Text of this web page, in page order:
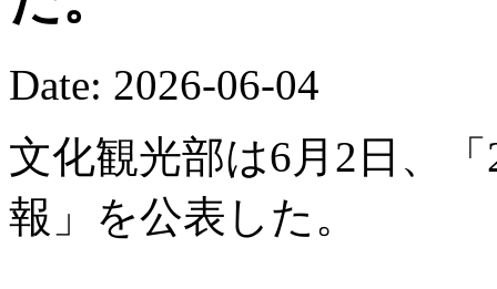
Date: 2026-06-04
文化観光部は6月2日、
報」を公表した。